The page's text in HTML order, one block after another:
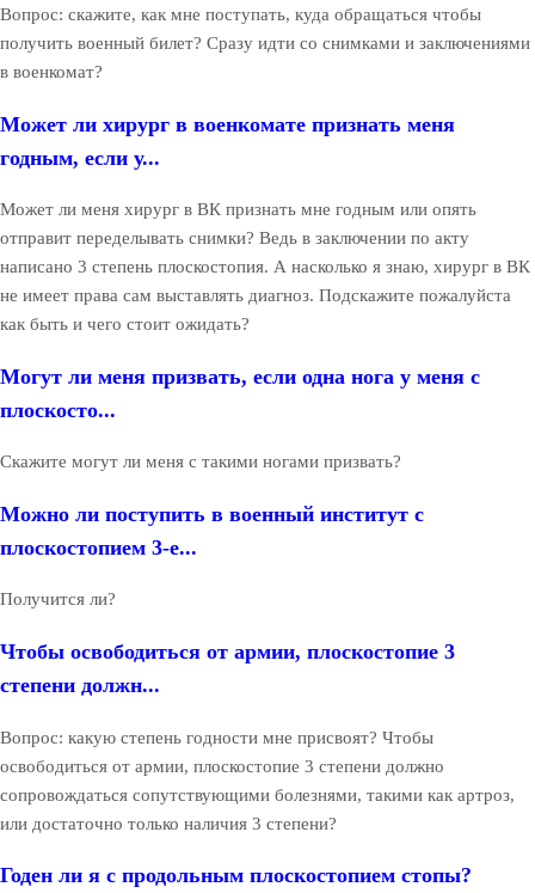
Вопрос: скажите, как мне поступать, куда обращаться чтобы
получить военный билет? Сразу идти со снимками и заключениями
в военкомат?
Может ли хирург в военкомате признать меня
годным, если у...
Может ли меня хирург в ВК признать мне годным или опять
отправит переделывать снимки? Ведь в заключении по акту
написано 3 степень плоскостопия. А насколько я знаю, хирург в ВК
не имеет права сам выставлять диагноз. Подскажите пожалуйста
как быть и чего стоит ожидать?
Могут ли меня призвать, если одна нога у меня с
плоскосто...
Скажите могут ли меня с такими ногами призвать?
Можно ли поступить в военный институт с
плоскостопием 3-е...
Получится ли?
Чтобы освободиться от армии, плоскостопие 3
степени должн...
Вопрос: какую степень годности мне присвоят? Чтобы
освободиться от армии, плоскостопие 3 степени должно
сопровождаться сопутствующими болезнями, такими как артроз,
или достаточно только наличия 3 степени?
Годен ли я с продольным плоскостопием стопы?